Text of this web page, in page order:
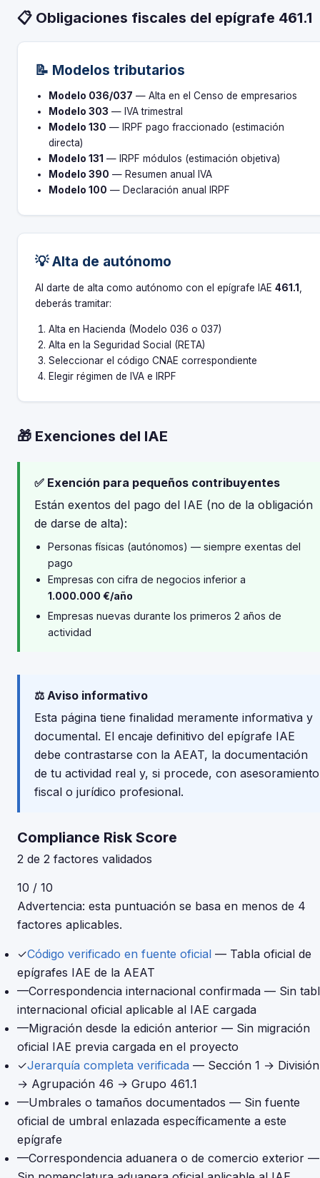
📋 Obligaciones fiscales del epígrafe 461.1
📝 Modelos tributarios
Modelo 036/037 — Alta en el Censo de empresarios
Modelo 303 — IVA trimestral
Modelo 130 — IRPF pago fraccionado (estimación
directa)
Modelo 131 — IRPF módulos (estimación objetiva)
Modelo 390 — Resumen anual IVA
Modelo 100 — Declaración anual IRPF
💡 Alta de autónomo
Al darte de alta como autónomo con el epígrafe IAE 461.1
deberás tramitar:
Alta en Hacienda (Modelo 036 o 037)
Alta en la Seguridad Social (RETA)
Seleccionar el código CNAE correspondiente
Elegir régimen de IVA e IRPF
🎁 Exenciones del IAE
✅ Exención para pequeños contribuyentes
Están exentos del pago del IAE (no de la obligación
de darse de alta):
Personas físicas (autónomos) — siempre exentas del
pago
Empresas con cifra de negocios inferior a
1.000.000 €/año
Empresas nuevas durante los primeros 2 años de
actividad
⚖️ Aviso informativo
Esta página tiene finalidad meramente informativa y
documental. El encaje definitivo del epígrafe IAE
debe contrastarse con la AEAT, la documentación
de tu actividad real y, si procede, con asesoramiento
fiscal o jurídico profesional.
Compliance Risk Score
2 de 2 factores validados
10 / 10
Advertencia: esta puntuación se basa en menos de 4
factores aplicables.
✓Código verificado en fuente oficial — Tabla oficial de
epígrafes IAE de la AEAT
—Correspondencia internacional confirmada — Sin
internacional oficial aplicable al IAE cargada
—Migración desde la edición anterior — Sin migración
oficial IAE previa cargada en el proyecto
✓Jerarquía completa verificada — Sección 1 →
→ Agrupación 46 → Grupo 461.1
—Umbrales o tamaños documentados — Sin fuente
oficial de umbral enlazada específicamente a este
epígrafe
—Correspondencia aduanera o de comercio exterior —